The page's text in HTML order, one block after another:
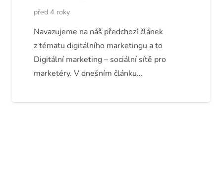
před 4 roky
Navazujeme na náš předchozí článek
z tématu digitálního marketingu a to
Digitální marketing – sociální sítě pro
marketéry. V dnešním článku…